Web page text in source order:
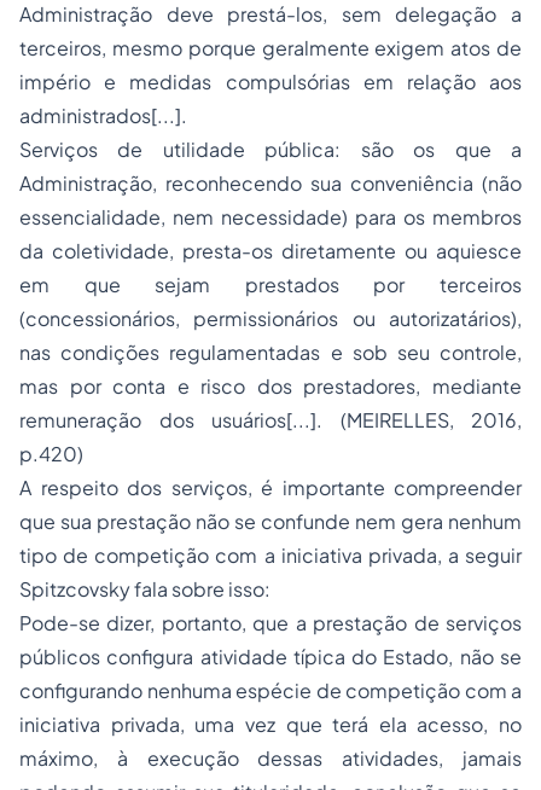
Administração deve prestá-los, sem delegação a
terceiros, mesmo porque geralmente exigem atos de
império e medidas compulsórias em relação aos
administrados[...].
Serviços de utilidade pública: são os que a
Administração, reconhecendo sua conveniência (não
essencialidade, nem necessidade) para os membros
da coletividade, presta-os diretamente ou aquiesce
em que sejam prestados por terceiros
(concessionários, permissionários ou autorizatários),
nas condições regulamentadas e sob seu controle,
mas por conta e risco dos prestadores, mediante
remuneração dos usuários[...]. (MEIRELLES, 2016,
p.420)
A respeito dos serviços, é importante compreender
que sua prestação não se confunde nem gera nenhum
tipo de competição com a iniciativa privada, a seguir
Spitzcovsky fala sobre isso:
Pode-se dizer, portanto, que a prestação de serviços
públicos configura atividade típica do Estado, não se
configurando nenhuma espécie de competição com a
iniciativa privada, uma vez que terá ela acesso, no
máximo, à execução dessas atividades, jamais